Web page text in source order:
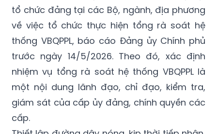
tổ chức đảng tại các Bộ, ngành, địa phương
về việc tổ chức thực hiện tổng rà soát hệ
thống VBQPPL, báo cáo Đảng ủy Chính phủ
trước ngày 14/5/2026. Theo đó, xác định
nhiệm vụ tổng rà soát hệ thống VBQPPL là
một nội dung lãnh đạo, chỉ đạo, kiểm tra,
giám sát của cấp ủy đảng, chính quyền các
cấp.